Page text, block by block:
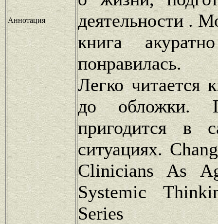
Аннотация
деятельности .
книга
понравилась.
Легко читается
до обложки.
пригодится в
ситуациях.
Clinicians As
Systemic
Series